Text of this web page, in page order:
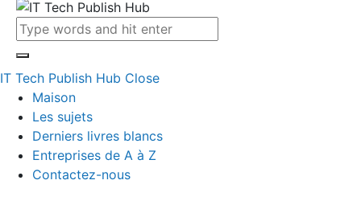
IT Tech Publish Hub Close
Maison
Les sujets
Derniers livres blancs
Entreprises de A à Z
Contactez-nous